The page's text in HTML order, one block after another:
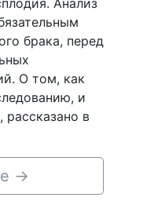
Анализ
брака, перед
О том, как
и
рассказано в
→